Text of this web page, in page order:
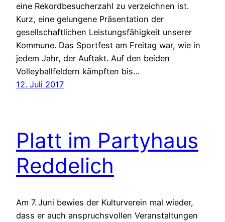
eine Rekordbesucherzahl zu verzeichnen ist.
Kurz, eine gelungene Präsentation der
gesellschaftlichen Leistungsfähigkeit unserer
Kommune. Das Sportfest am Freitag war, wie in
jedem Jahr, der Auftakt. Auf den beiden
Volleyballfeldern kämpften bis…
12. Juli 2017
Platt im Partyhaus
Reddelich
Am 7. Juni bewies der Kulturverein mal wieder,
dass er auch anspruchsvollen Veranstaltungen